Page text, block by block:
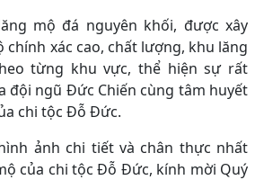
mộ đá nguyên khối, được xây
xác cao, chất lượng, khu lăng
từng khu vực, thể hiện sự rất
đội ngũ Đức Chiến cùng tâm huyết
chi tộc Đỗ Đức.
ảnh chi tiết và chân thực nhất
của chi tộc Đỗ Đức, kính mời Quý